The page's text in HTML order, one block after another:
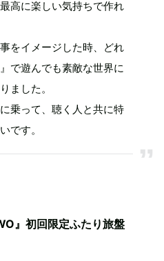
高に楽しい気持ちで作れ
をイメージした時、どれ
で遊んでも素敵な世界に
ました。
乗って、聴く人と共に特
です。
』初回限定ふたり旅盤